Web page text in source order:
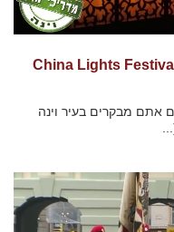
אתם מבקרים בעיר וינה